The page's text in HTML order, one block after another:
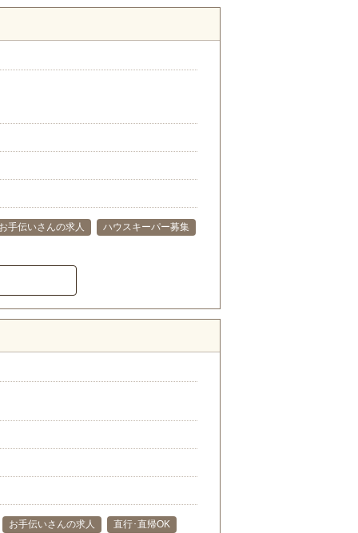
お手伝いさんの求人
ハウスキーパー募集
お手伝いさんの求人 直行･直帰OK